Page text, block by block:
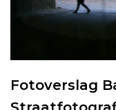
Fotoverslag